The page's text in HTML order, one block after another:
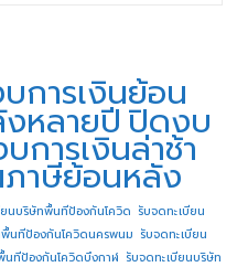
การเงินย้อน
หลายปี ปิดงบ
การเงินล่าช้า
าษีย้อนหลัง
ยนบริษัทพื้นทีป้องกันโควิด รับจดทะเบียน
พื้นทีป้องกันโควิดนครพนม รับจดทะเบียน
นทีป้องกันโควิดบึงกาฬ รับจดทะเบียนบริษัท